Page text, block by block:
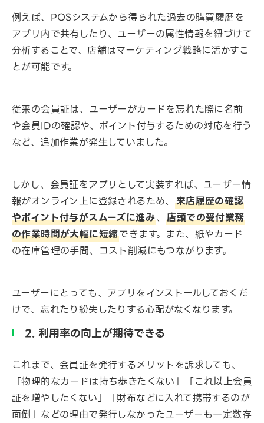
例えば、POSシステムから得られた過去の購買履歴を
アプリ内で共有したり、ユーザーの属性情報を紐づけて
分析することで、店舗はマーケティング戦略に活かすこ
とが可能です。
従来の会員証は、ユーザーがカードを忘れた際に名前
や会員IDの確認や、ポイント付与するための対応を行う
など、追加作業が発生していました。
しかし、会員証をアプリとして実装すれば、ユーザー情
報がオンライン上に登録されるため、 来店履歴の確認
やポイント付与がスムーズに進み、店頭での受付業務
の作業時間が大幅に短縮できます。また、紙やカード
の在庫管理の手間、コスト削減にもつながります。
ユーザーにとっても、アプリをインストールしておくだ
けで、忘れたり紛失したりする心配がなくなります。
2. 利用率の向上が期待できる
これまで、会員証を発行するメリットを訴求しても、
「物理的なカードは持ち歩きたくない」「これ以上会員
証を増やしたくない」「財布などに入れて携帯するのが
面倒」などの理由で発行しなかったユーザーも一定数存